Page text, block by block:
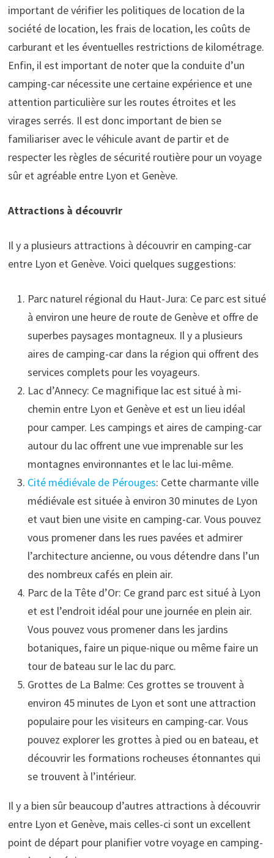
important de vérifier les politiques de location de la
société de location, les frais de location, les coûts de
carburant et les éventuelles restrictions de kilométrage.
Enfin, il est important de noter que la conduite d’un
camping-car nécessite une certaine expérience et une
attention particulière sur les routes étroites et les
virages serrés. Il est donc important de bien se
familiariser avec le véhicule avant de partir et de
respecter les règles de sécurité routière pour un voyage
sûr et agréable entre Lyon et Genève.
Attractions à découvrir
Il y a plusieurs attractions à découvrir en camping-car
entre Lyon et Genève. Voici quelques suggestions:
Parc naturel régional du Haut-Jura: Ce parc est situé
à environ une heure de route de Genève et offre de
superbes paysages montagneux. Il y a plusieurs
aires de camping-car dans la région qui offrent des
services complets pour les voyageurs.
Lac d’Annecy: Ce magnifique lac est situé à mi-
chemin entre Lyon et Genève et est un lieu idéal
pour camper. Les campings et aires de camping-car
autour du lac offrent une vue imprenable sur les
montagnes environnantes et le lac lui-même.
Cité médiévale de Pérouges: Cette charmante ville
médiévale est située à environ 30 minutes de Lyon
et vaut bien une visite en camping-car. Vous pouvez
vous promener dans les rues pavées et admirer
l’architecture ancienne, ou vous détendre dans l’un
des nombreux cafés en plein air.
Parc de la Tête d’Or: Ce grand parc est situé à Lyon
et est l’endroit idéal pour une journée en plein air.
Vous pouvez vous promener dans les jardins
botaniques, faire un pique-nique ou même faire un
tour de bateau sur le lac du parc.
Grottes de La Balme: Ces grottes se trouvent à
environ 45 minutes de Lyon et sont une attraction
populaire pour les visiteurs en camping-car. Vous
pouvez explorer les grottes à pied ou en bateau, et
découvrir les formations rocheuses étonnantes qui
se trouvent à l’intérieur.
Il y a bien sûr beaucoup d’autres attractions à découvrir
entre Lyon et Genève, mais celles-ci sont un excellent
point de départ pour planifier votre voyage en camping-